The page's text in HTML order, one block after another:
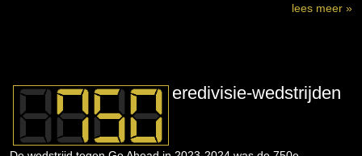
lees meer »
eredivisie-wedstrijden